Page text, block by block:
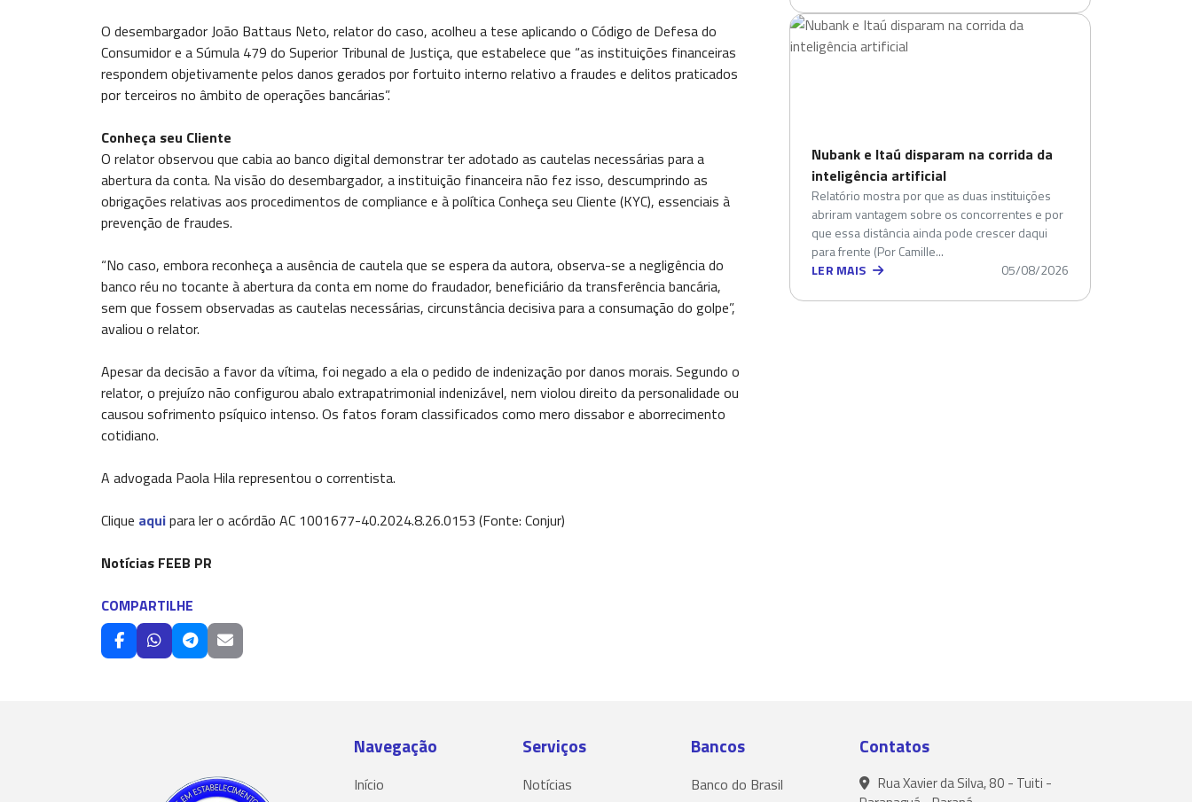
O desembargador João Battaus Neto, relator do caso, acolheu a tese aplicando o Código de Defesa do
Consumidor e a Súmula 479 do Superior Tribunal de Justiça, que estabelece que “as instituições financeiras
respondem objetivamente pelos danos gerados por fortuito interno relativo a fraudes e delitos praticados
por terceiros no âmbito de operações bancárias”.
Conheça seu Cliente
O relator observou que cabia ao banco digital demonstrar ter adotado as cautelas necessárias para a
abertura da conta. Na visão do desembargador, a instituição financeira não fez isso, descumprindo as
obrigações relativas aos procedimentos de compliance e à política Conheça seu Cliente (KYC), essenciais à
prevenção de fraudes.
“No caso, embora reconheça a ausência de cautela que se espera da autora, observa-se a negligência do
banco réu no tocante à abertura da conta em nome do fraudador, beneficiário da transferência bancária,
sem que fossem observadas as cautelas necessárias, circunstância decisiva para a consumação do golpe”,
avaliou o relator.
Apesar da decisão a favor da vítima, foi negado a ela o pedido de indenização por danos morais. Segundo o
relator, o prejuízo não configurou abalo extrapatrimonial indenizável, nem violou direito da personalidade ou
causou sofrimento psíquico intenso. Os fatos foram classificados como mero dissabor e aborrecimento
cotidiano.
A advogada Paola Hila representou o correntista.
Clique aquipara ler o acórdão AC 1001677-40.2024.8.26.0153 (Fonte: Conjur)
Notícias FEEB PR
COMPARTILHE
Nubank e Itaú disparam na corrida da
inteligência artificial
Relatório mostra por que as duas instituições
abriram vantagem sobre os concorrentes e por
que essa distância ainda pode crescer daqui
para frente (Por Camille...
LER MAIS
05/08/2026
Navegação
Início
Serviços
Notícias
Bancos
Banco do Brasil
Contatos
Rua Xavier da Silva, 80 - Tuiti -